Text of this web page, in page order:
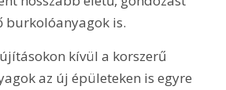
burkolóanyagok is.
kívül a korszerű
az új épületeken is egyre